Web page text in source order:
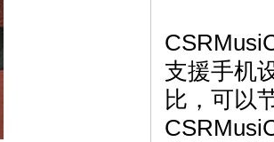
支援手机
比，可以